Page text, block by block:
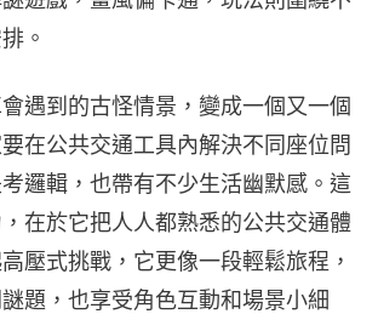
。
遇到的古怪情景，變成一個又一個
在公共交通工具內解決不同座位問
邏輯，也帶有不少生活幽默感。這
在於它把人人都熟悉的公共交通體
壓式挑戰，它更像一段輕鬆旅程，
題，也享受角色互動和場景小細